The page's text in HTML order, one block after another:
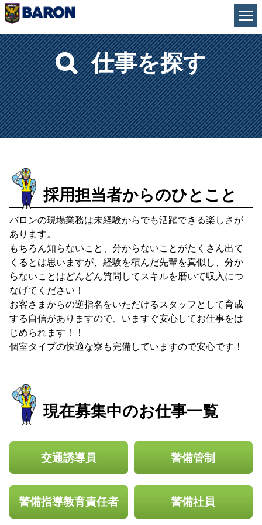
会社概要
グループ企業
採用情報
お客様の声
今すぐ職種で探す
今すぐエリアで探す
フリーダイヤル
仕事を探す
採用担当者からのひとこと
バロンの現場業務は未経験からでも活躍できる楽しさが
あります。
もちろん知らないこと、分からないことがたくさん出て
くるとは思いますが、経験を積んだ先輩を真似し、分か
らないことはどんどん質問してスキルを磨いて収入につ
なげてください！
お客さまからの逆指名をいただけるスタッフとして育成
する自信がありますので、いますぐ安心してお仕事をは
じめられます！！
個室タイプの快適な寮も完備していますので安心です！
現在募集中のお仕事一覧
交通誘導員 警備管制
警備指導教育責任者 警備社員